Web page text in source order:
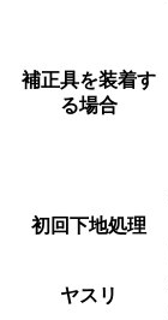
補正具を装着す
る場合
初回下地処理
ヤスリ